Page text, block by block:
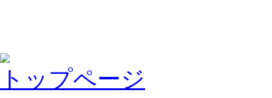
トップページ